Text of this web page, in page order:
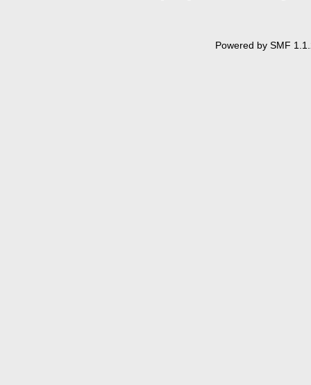
Powered by SMF